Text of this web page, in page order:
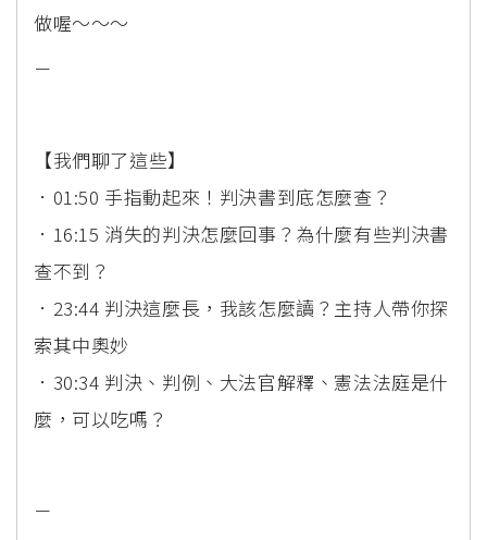
做喔～～～
－
【我們聊了這些】
．01:50 手指動起來！判決書到底怎麼查？
．16:15 消失的判決怎麼回事？為什麼有些判決書
查不到？
．23:44 判決這麼長，我該怎麼讀？主持人帶你探
索其中奧妙
．30:34 判決、判例、大法官解釋、憲法法庭是什
麼，可以吃嗎？
－